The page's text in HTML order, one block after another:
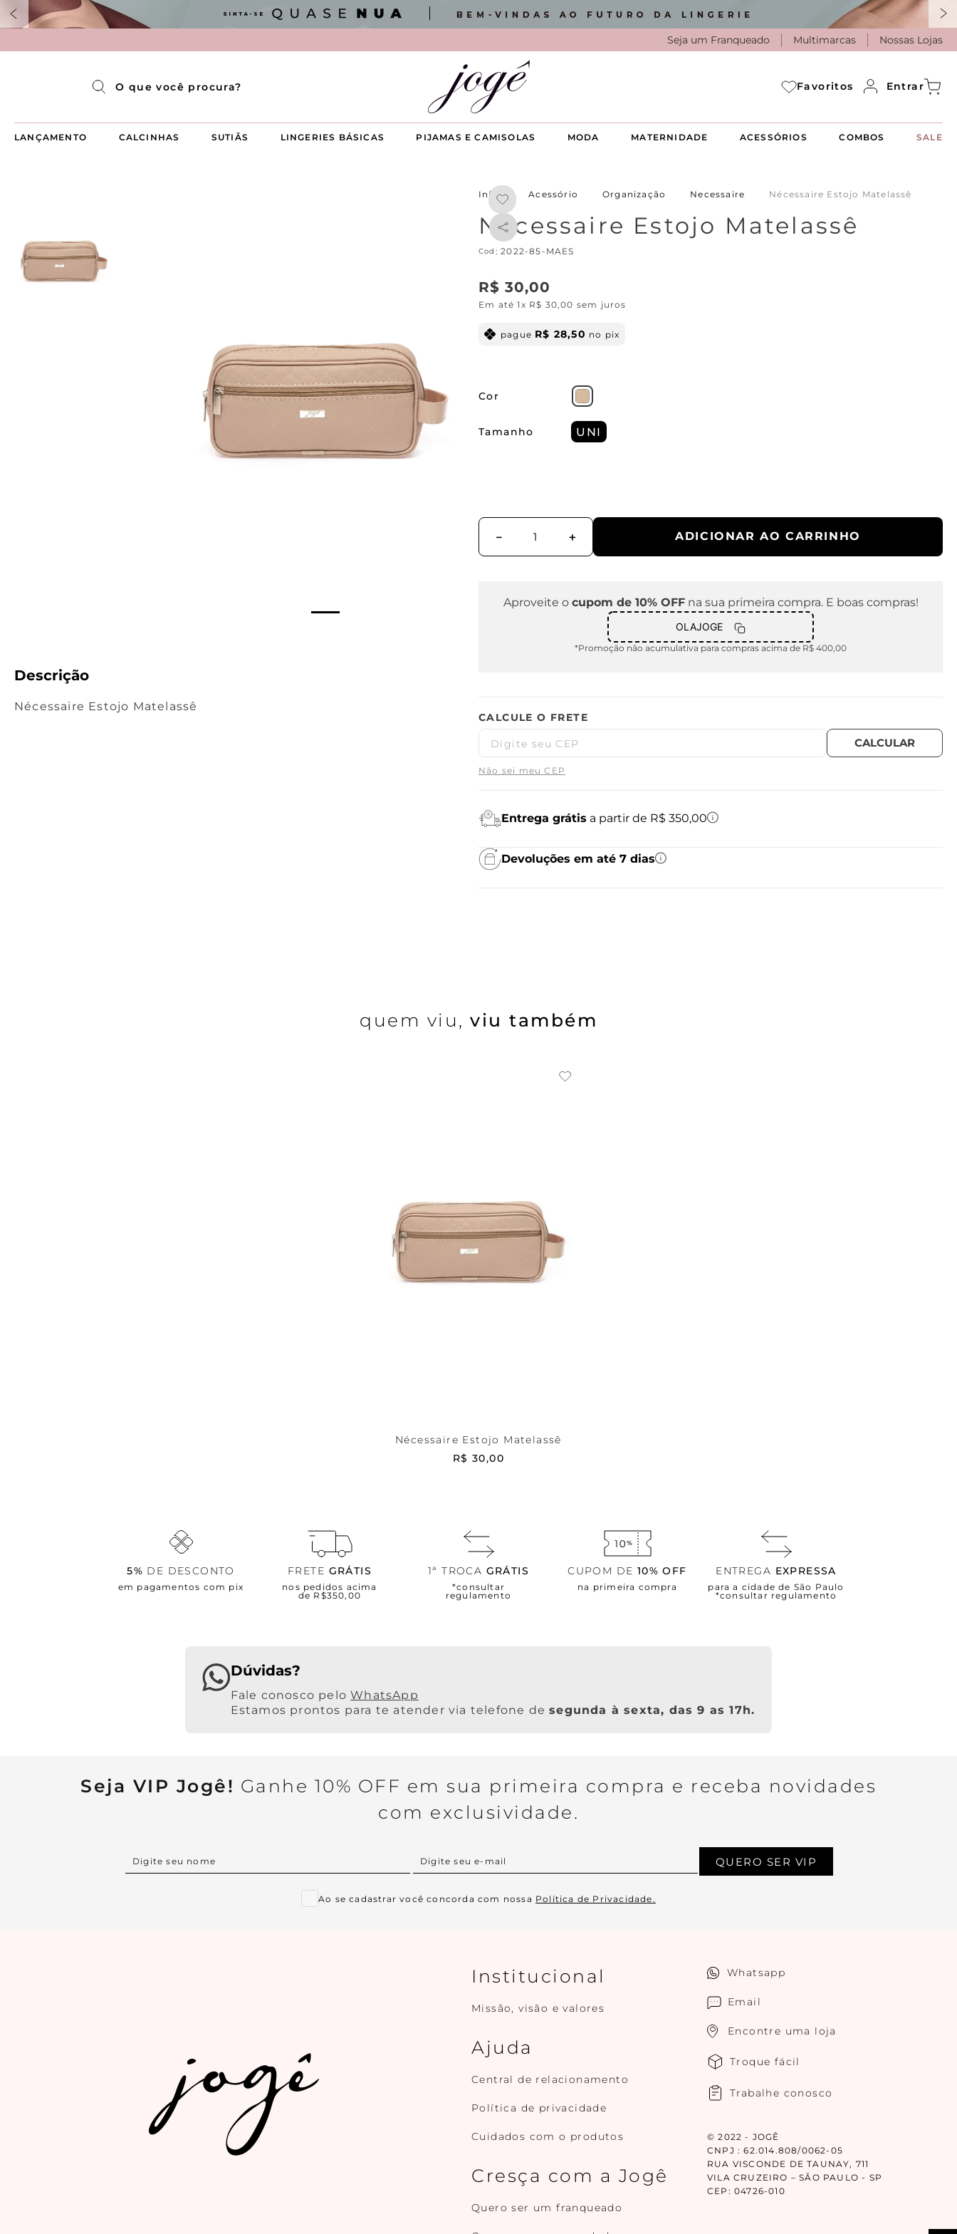
Seja um Franqueado Multimarcas Nossas Lojas
Favoritos Entrar
LANÇAMENTO CALCINHAS SUTIÃS LINGERIES BÁSICAS PIJAMAS E CAMISOLAS MODA MATERNIDADE ACESSÓRIOS COMBOS SALE
Pijama Longo Americado Aberto Luma
Pijama Capri Aberto
Pijama Curto Aberto
Descrição
Nécessaire Estojo Matelassê
Acessório Organização Necessaire Nécessaire Estojo Matelassê
Nécessaire Estojo Matelassê
: 2022-85-MAES
R$ 30,00
Em até1 x R$ 30,00 sem juros
pague R$ 28,50 no pix
Cor
Tamanho UNI
＋
－ ADICIONAR AO CARRINHO
Aproveite o cupom de 10% OFFna sua primeira compra. E boas compras!
OLAJOGE
*Promoção não acumulativa para compras acima de R$ 400,00
Não sei meu CEP
Entrega grátis a partir de R$ 350,00
Devoluções em até 7 dias
quem viu, viu também
Nécessaire Estojo Matelassê
R$ 30,00
5% DE DESCONTO
em pagamentos com pix
FRETE GRÁTIS
nos pedidos acima
de R$350,00
1ª TROCA GRÁTIS
*consultar
regulamento
CUPOM DE 10% OFF
na primeira compra
ENTREGA EXPRESSA
para a cidade de São Paulo
*consultar regulamento
Dúvidas?
WhatsApp
Estamos prontos para te atender via telefone desegunda à sexta, das 9 as 17h.
Seja VIP Jogê! Ganhe 10% OFF em sua primeira compra e receba novidades
com exclusividade.
QUERO SER VIP
Ao se cadastrar você concorda com nossa Política de Privacidade.
Institucional
Missão, visão e valores
Ajuda
Central de relacionamento
Política de privacidade
Cuidados com o produtos
Cresça com a Jogê
Quero ser um franqueado
Whatsapp
Email
Encontre uma loja
Troque fácil
Trabalhe conosco
© 2022 - JOGÊ
CNPJ : 62.014.808/0062-05
RUA VISCONDE DE TAUNAY, 711
VILA CRUZEIRO – SÃO PAULO - SP
CEP: 04726-010